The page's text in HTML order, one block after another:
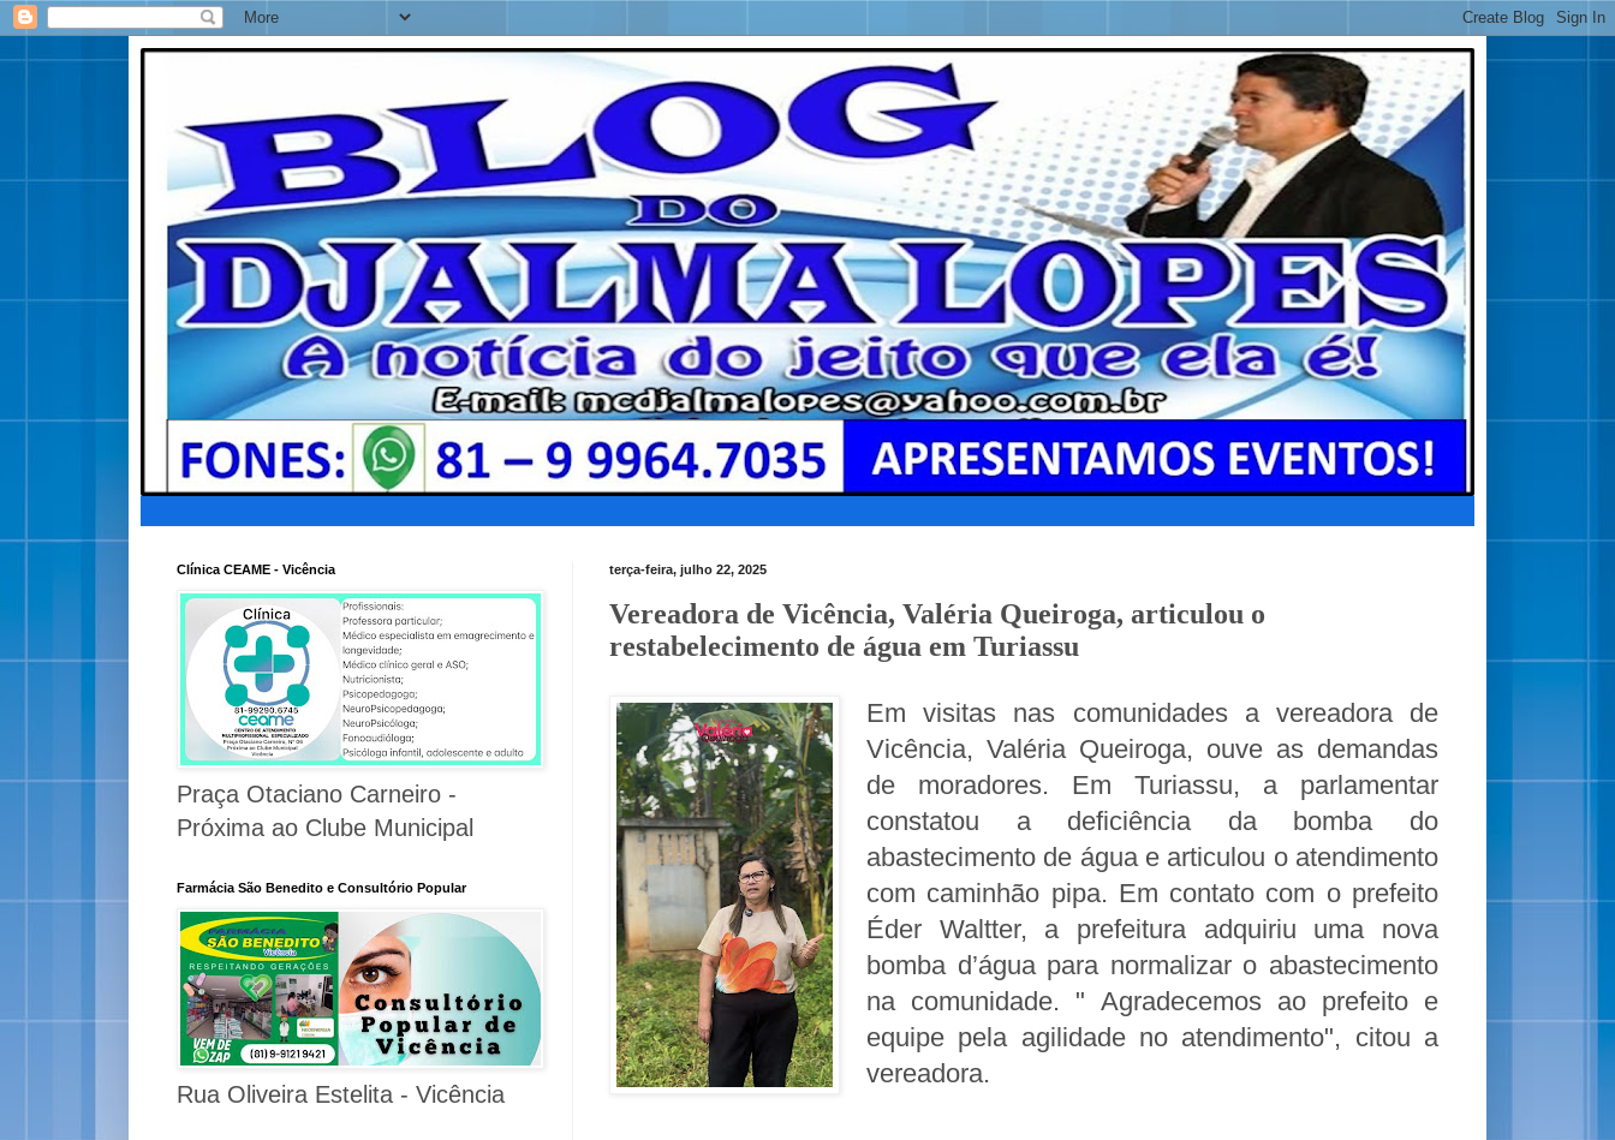
terça-feira, julho 22, 2025
Vereadora de Vicência, Valéria Queiroga, articulou o
restabelecimento de água em Turiassu
Em visitas nas comunidades a vereadora de
Vicência, Valéria Queiroga, ouve as demandas
de moradores. Em Turiassu, a parlamentar
constatou a deficiência da bomba do
abastecimento de água e articulou o atendimento
com caminhão pipa. Em contato com o prefeito
Éder Waltter, a prefeitura adquiriu uma nova
bomba d’água para normalizar o abastecimento
na comunidade. " Agradecemos ao prefeito e
equipe pela agilidade no atendimento", citou a
vereadora.
Clínica CEAME - Vicência
Praça Otaciano Carneiro -
Próxima ao Clube Municipal
Farmácia São Benedito e Consultório Popular
Rua Oliveira Estelita - Vicência